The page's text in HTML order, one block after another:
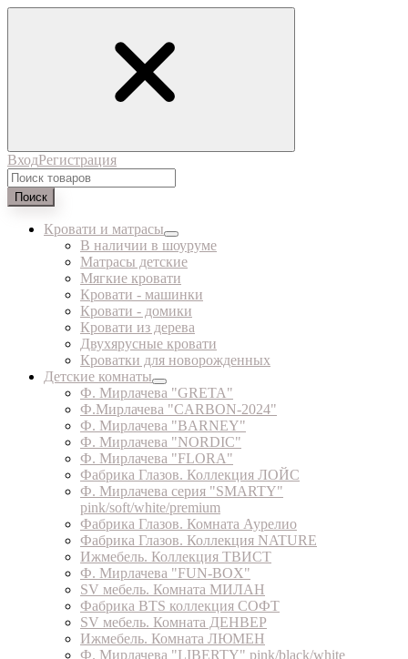
ВходРегистрация
Поиск
Кровати и матрасы
В наличии в шоуруме
Матрасы детские
Мягкие кровати
Кровати - машинки
Кровати - домики
Кровати из дерева
Двухярусные кровати
Кроватки для новорожденных
Детские комнаты
Ф. Мирлачева "GRETA"
Ф.Мирлачева "CARBON-2024"
Ф. Мирлачева "BARNEY"
Ф. Мирлачева "NORDIC"
Ф. Мирлачева "FLORA"
Фабрика Глазов. Коллекция ЛОЙС
Ф. Мирлачева серия "SMARTY"
pink/soft/white/premium
Фабрика Глазов. Комната Аурелио
Фабрика Глазов. Коллекция NATURE
Ижмебель. Коллекция ТВИСТ
Ф. Мирлачева "FUN-BOX"
SV мебель. Комната МИЛАН
Фабрика BTS коллекция СОФТ
SV мебель. Комната ДЕНВЕР
Ижмебель. Комната ЛЮМЕН
Ф. Мирлачева "LIBERTY" pink/black/white